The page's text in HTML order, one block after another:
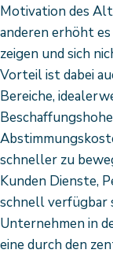
Motivation des
anderen erhöht
zeigen und sich
Vorteil ist dabei
Bereiche,
schneller zu
Kunden Dienste,
schnell verfügbar
Unternehmen in
eine durch den